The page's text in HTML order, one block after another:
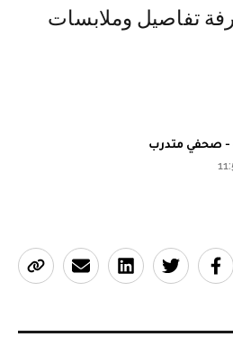
تفاصيل وملابسات
- صحفي متدرب